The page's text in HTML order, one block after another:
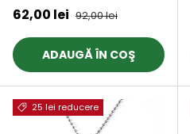
Preț de vânzare
62,00 lei Preț obișnuit
92,00 lei
ADAUGĂ ÎN COŞ
25 lei reducere